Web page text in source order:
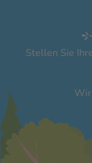
Stellen Sie